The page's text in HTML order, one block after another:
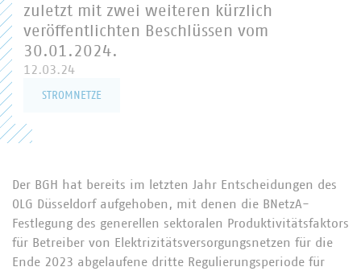
zuletzt mit zwei weiteren kürzlich
veröffentlichten Beschlüssen vom
30.01.2024.
12.03.24
STROMNETZE
Der BGH hat bereits im letzten Jahr Entscheidungen des
OLG Düsseldorf aufgehoben, mit denen die BNetzA-
Festlegung des generellen sektoralen Produktivitätsfaktors
für Betreiber von Elektrizitätsversorgungsnetzen für die
Ende 2023 abgelaufene dritte Regulierungsperiode für